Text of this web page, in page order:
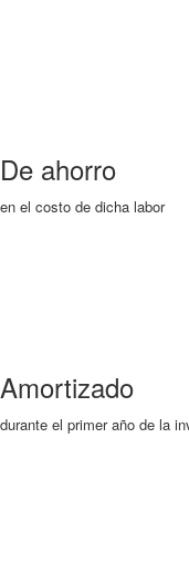
De ahorro
en el costo de dicha labor
Amortizado
durante el primer año de la